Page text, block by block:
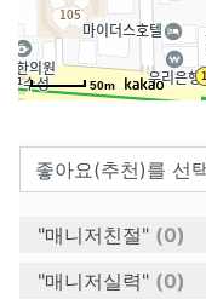
50m
"매니저친절" (0)
"매니저실력" (0)